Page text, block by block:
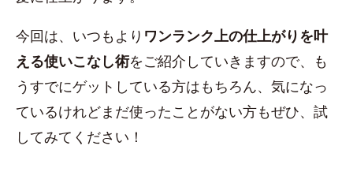
今回は、いつもより ワンランク上の仕上がりを叶
える使いこなし術をご紹介していきますので、も
うすでにゲットしている方はもちろん、気になっ
ているけれどまだ使ったことがない方もぜひ、試
してみてください！